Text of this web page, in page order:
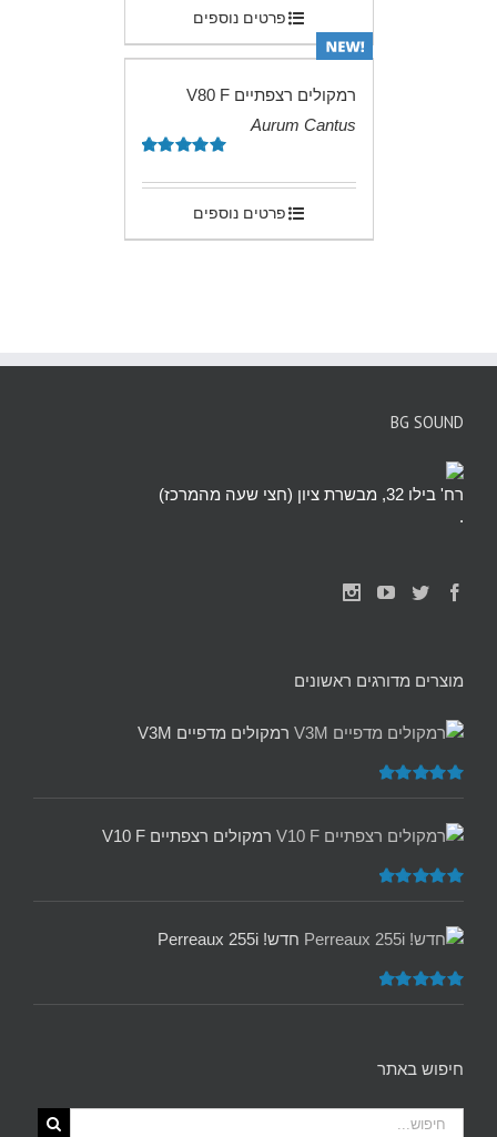
פרטים נוספים
רמקולים רצפתיים V80 F
Aurum Cantus
מתוך 5
פרטים נוספים
BG SOUND
רח' בילו 32, מבשרת ציון (חצי שעה מהמרכז)
.
מוצרים מדורגים ראשונים
רמקולים מדפיים V3M
דורג5.00
רמקולים רצפתיים V10 F
דורג5.00
חדש! Perreaux 255i
דורג5.00
חיפוש באתר